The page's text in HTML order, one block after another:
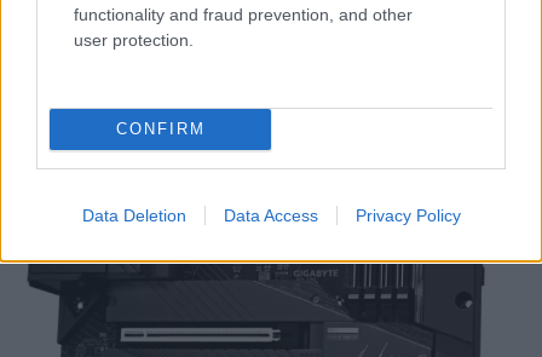
functionality and fraud prevention, and other
user protection.
CONFIRM
Data Deletion Data Access Privacy Policy